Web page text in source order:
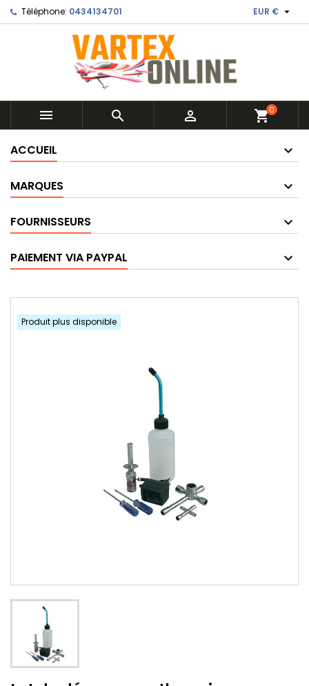
Téléphone: 0434134701 EUR € 
   shopping_cart0
ACCUEIL
MARQUES
FOURNISSEURS
PAIEMENT VIA PAYPAL
Produit plus disponible